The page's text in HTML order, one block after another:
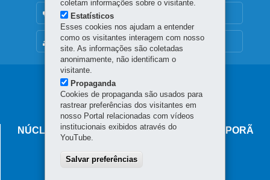
MAPA DO SITE
OUVIDORIA
Navegação
principal
NÚCLEO REGIONAL DE EDUCAÇÃO DE IVAIPORÃ
86.870-000-Ivaiporã
coletam informações sobre o visitante.
Estatísticos
Esses cookies nos ajudam a entender
como os visitantes interagem com nosso
site. As informações são coletadas
anonimamente, não identificam o
visitante.
Propaganda
Cookies de propaganda são usados para
rastrear preferências dos visitantes em
nosso Portal relacionadas com vídeos
institucionais exibidos através do
YouTube.
Salvar preferências